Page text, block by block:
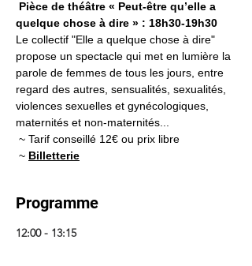
Pièce de théâtre « Peut-être qu’elle a
quelque chose à dire » : 18h30-19h30
Le collectif "Elle a quelque chose à dire"
propose un spectacle qui met en lumière la
parole de femmes de tous les jours, entre
regard des autres, sensualités, sexualités,
violences sexuelles et gynécologiques,
maternités et non-maternités...
~ Billetterie
Programme
12:00 - 13:15